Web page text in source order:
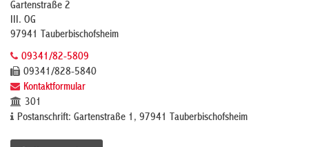
Gartenstraße 2
III. OG
97941 Tauberbischofsheim
09341/82-5809
09341/828-5840
Kontaktformular
301
Postanschrift: Gartenstraße 1, 97941 Tauberbischofsheim